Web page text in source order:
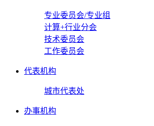
专业委员会/专业组
计算+行业分会
技术委员会
工作委员会
代表机构
城市代表处
办事机构